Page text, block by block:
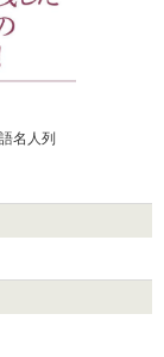
名人列